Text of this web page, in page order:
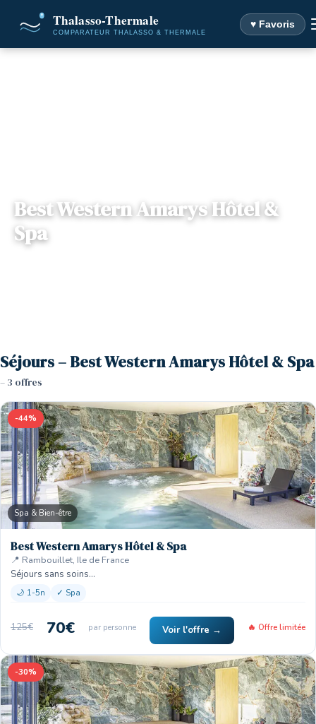
♥ Favoris
Best Western Amarys Hôtel &
Spa
Séjours – Best Western Amarys Hôtel & Spa
– 3 offres
-44%
Spa & Bien-être
Best Western Amarys Hôtel & Spa
📍 Rambouillet, Ile de France
Séjours sans soins…
🌙 1-5n ✓ Spa
125€ 70€ par personne Voir l'offre → 🔥 Offre limitée
-30%